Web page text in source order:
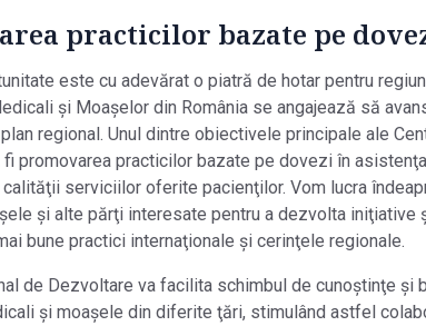
practicilor bazate pe
este cu adevărat o piatră de hotar pentru
și Moașelor din România se angajează să
regional. Unul dintre obiectivele principale ale
fi promovarea practicilor bazate pe dovezi în
serviciilor oferite pacienţilor. Vom lucra
și alte părţi interesate pentru a dezvolta iniţiative
bune practici internaţionale și cerinţele regionale.
de Dezvoltare va facilita schimbul de cunoștinţe și
și moașele din diferite ţări, stimulând astfel